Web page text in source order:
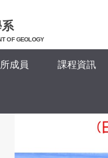
OF GEOLOGY
成員 課程資訊